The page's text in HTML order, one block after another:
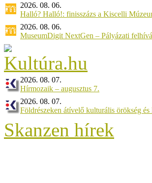
2026. 08. 06.
Halló? Halló!: finisszázs a Kiscelli
2026. 08. 06.
MuseumDigit NextGen – Pályázati
2026. 08. 07.
Hírmozaik – augusztus 7.
2026. 08. 07.
Földrészeken átívelő kulturális örökség
Skanzen hírek